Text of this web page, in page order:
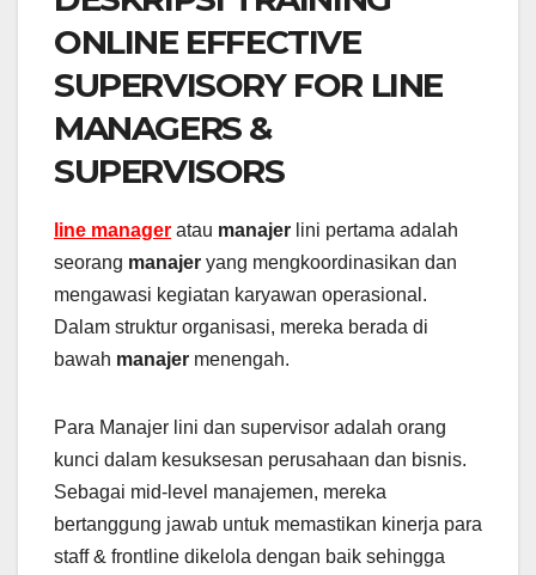
ONLINE EFFECTIVE
SUPERVISORY FOR LINE
MANAGERS &
SUPERVISORS
line manager atau manajer lini pertama adalah
seorang manajer yang mengkoordinasikan dan
mengawasi kegiatan karyawan operasional.
Dalam struktur organisasi, mereka berada di
bawah manajer menengah.
Para Manajer lini dan supervisor adalah orang
kunci dalam kesuksesan perusahaan dan bisnis.
Sebagai mid-level manajemen, mereka
bertanggung jawab untuk memastikan kinerja para
staff & frontline dikelola dengan baik sehingga